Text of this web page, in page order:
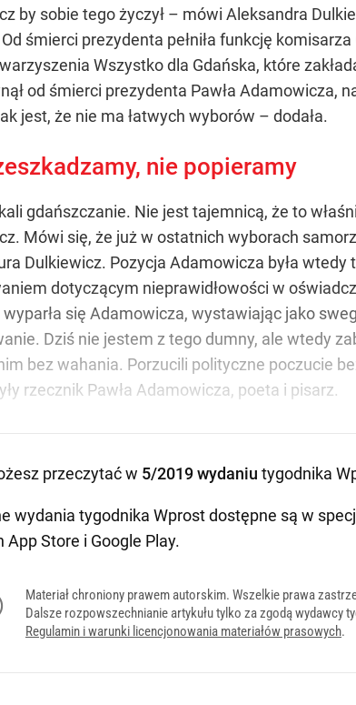
by sobie tego życzył – mówi Aleksandra
śmierci prezydenta pełniła funkcję
Wszystko dla Gdańska, które
od śmierci prezydenta Pawła Adamowicza,
jest, że nie ma łatwych wyborów – dodała.
nie popieramy
gdańszczanie. Nie jest tajemnicą, że to
Mówi się, że już w ostatnich wyborach
Dulkiewicz. Pozycja Adamowicza była
dotyczącym nieprawidłowości w
wyparła się Adamowicza, wystawiając jako
Dziś nie jestem z tego dumny, ale wtedy
bez wahania. Porzucili polityczne poczucie
rzecznik Pawła Adamowicza, poeta i pisarz.
przeczytać w 5/2019 wydaniu tygodnika
wydania tygodnika Wprost dostępne są w
App Store i Google Play.
Materiał chroniony prawem autorskim. Wszelkie prawa
Dalsze rozpowszechnianie artykułu tylko za zgodą wydawcy
Regulamin i warunki licencjonowania materiałów prasowych.